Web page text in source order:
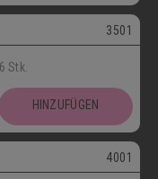
3501
Stk.
HINZUFÜGEN
4001